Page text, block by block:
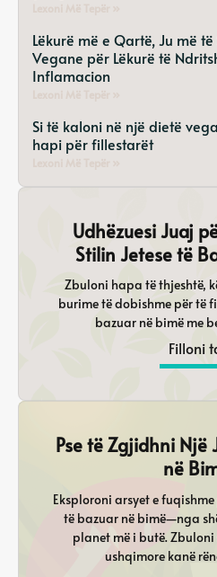
Lëkurë më e Qartë, Ju më
Vegane për Lëkurë të
Inflamacion
Si të kaloni në një dietë
hapi për fillestarët
Udhëzuesi Juaj
Stilin Jetese të
Zbuloni hapa të thjeshtë,
burime të dobishme për të
bazuar në bimë me
Filloni
Pse të Zgjidhni Një
në
Eksploroni arsyet e
të bazuar në bimë—nga
planet më i butë.
ushqimore kanë